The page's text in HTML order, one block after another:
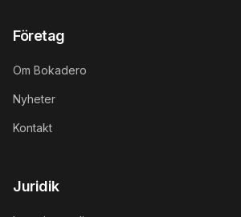
Företag
Om Bokadero
Nyheter
Kontakt
Juridik